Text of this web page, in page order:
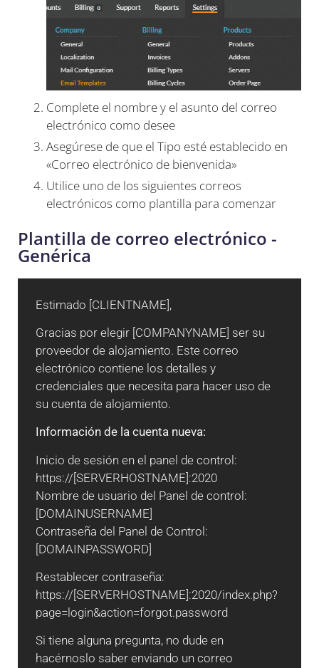
Complete el nombre y el asunto del correo
electrónico como desee
Asegúrese de que el Tipo esté establecido en
«Correo electrónico de bienvenida»
Utilice uno de los siguientes correos
electrónicos como plantilla para comenzar
Plantilla de correo electrónico -
Genérica
Estimado [CLIENTNAME],
Gracias por elegir [COMPANYNAME] ser su
proveedor de alojamiento. Este correo
electrónico contiene los detalles y
credenciales que necesita para hacer uso de
su cuenta de alojamiento.
Información de la cuenta nueva:
Inicio de sesión en el panel de control:
https://[SERVERHOSTNAME]:2020
Nombre de usuario del Panel de control:
[DOMAINUSERNAME]
Contraseña del Panel de Control:
[DOMAINPASSWORD]
Restablecer contraseña:
https://[SERVERHOSTNAME]:2020/index.php?
page=login&action=forgot.password
Si tiene alguna pregunta, no dude en
hacérnoslo saber enviando un correo